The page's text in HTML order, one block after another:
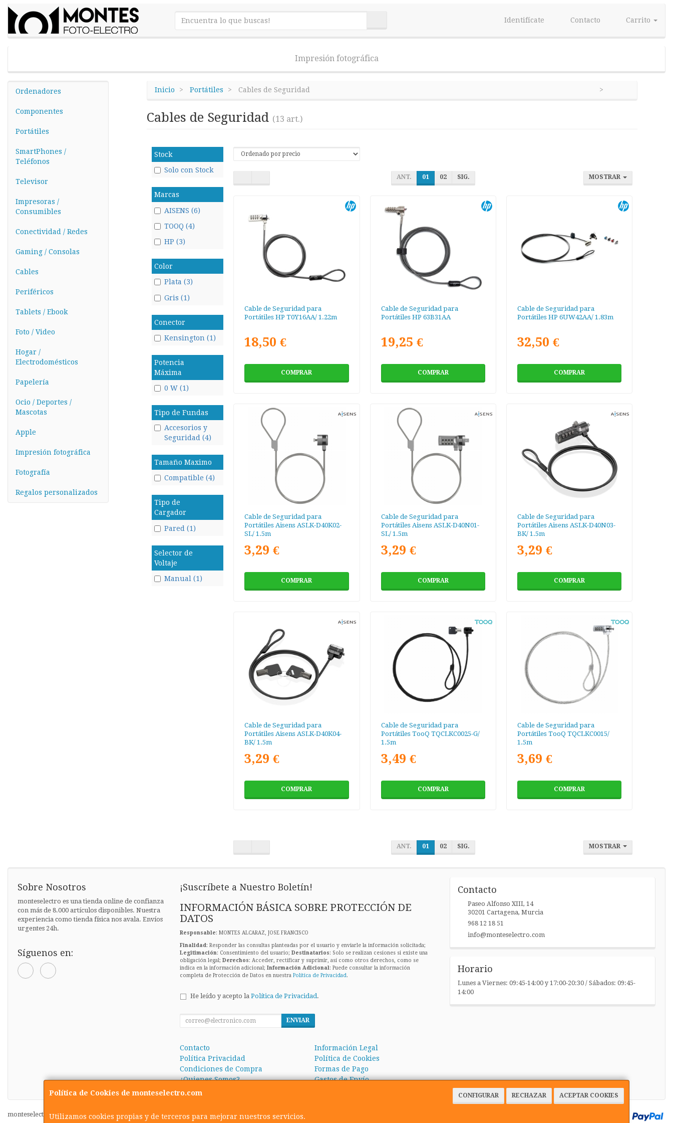
Identifícate Contacto Carrito
Impresión fotográfica
Ordenadores
Componentes
Portátiles
SmartPhones /
Teléfonos
Televisor
Impresoras /
Consumibles
Conectividad / Redes
Gaming / Consolas
Cables
Periféricos
Tablets / Ebook
Foto / Video
Hogar /
Electrodomésticos
Papelería
Ocio / Deportes /
Mascotas
Apple
Impresión fotográfica
Fotografía
Regalos personalizados
Inicio Portátiles Cables de Seguridad
Cables de Seguridad (13 art.)
Stock
Solo con Stock
Marcas
AISENS (6)
TOOQ (4)
HP (3)
Color
Plata (3)
Gris (1)
Conector
Kensington (1)
Potencia
Máxima
0 W (1)
Tipo de Fundas
Accesorios y
Seguridad (4)
Tamaño Maximo
Compatible (4)
Tipo de
Cargador
Pared (1)
Selector de
Voltaje
Manual (1)
ANT. 01 02 SIG. MOSTRAR
Cable de Seguridad para
Portátiles HP T0Y16AA/ 1.22m
18,50 €
COMPRAR
Cable de Seguridad para
Portátiles HP 63B31AA
19,25 €
COMPRAR
Cable de Seguridad para
Portátiles HP 6UW42AA/ 1.83m
32,50 €
COMPRAR
Cable de Seguridad para
Portátiles Aisens ASLK-D40K02-
SL/ 1.5m
3,29 €
COMPRAR
Cable de Seguridad para
Portátiles Aisens ASLK-D40N01-
SL/ 1.5m
3,29 €
COMPRAR
Cable de Seguridad para
Portátiles Aisens ASLK-D40N03-
BK/ 1.5m
3,29 €
COMPRAR
Cable de Seguridad para
Portátiles Aisens ASLK-D40K04-
BK/ 1.5m
3,29 €
COMPRAR
Cable de Seguridad para
Portátiles TooQ TQCLKC0025-G/
1.5m
3,49 €
COMPRAR
Cable de Seguridad para
Portátiles TooQ TQCLKC0015/
1.5m
3,69 €
COMPRAR
ANT. 01 02 SIG. MOSTRAR
Política de Cookies de monteselectro.com CONFIGURAR RECHAZAR ACEPTAR COOKIES
Utilizamos cookies propias y de terceros para mejorar nuestros servicios.
Sobre Nosotros
monteselectro es una tienda online de confianza
con más de 8.000 artículos disponibles. Nuestra
experiencia como tienda física nos avala. Envíos
urgentes 24h.
Síguenos en:
¡Suscríbete a Nuestro Boletín!
INFORMACIÓN BÁSICA SOBRE PROTECCIÓN DE
DATOS
Responsable: MONTES ALCARAZ, JOSE FRANCISCO
Finalidad : Responder las consultas planteadas por el usuario y enviarle la información solicitada;
Legitimación: Consentimiento del usuario; Destinatarios: Solo se realizan cesiones si existe una
obligación legal; Derechos: Acceder, rectificar y suprimir, así como otros derechos, como se
indica en la información adicional; Información Adicional : Puede consultar la información
completa de Protección de Datos en nuestra Política de Privacidad .
He leído y acepto la Política de Privacidad.
ENVIAR
Contacto
Información Legal
Política Privacidad
Política de Cookies
Condiciones de Compra
Formas de Pago
¿Quienes Somos?
Gastos de Envío
Contacto
Paseo Alfonso XIII, 14
30201 Cartagena, Murcia
968 12 18 51
info@monteselectro.com
Horario
Lunes a Viernes: 09:45-14:00 y 17:00-20:30 / Sábados: 09:45-
14:00
monteselectro.com © 2026